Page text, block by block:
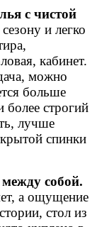
с чистой
и легко
кабинет.
можно
больше
более строгий
лучше
спинки
собой.
а ощущение
стол из